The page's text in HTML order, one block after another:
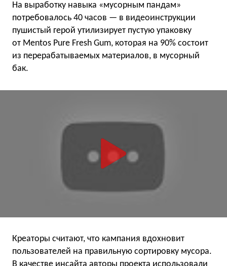
На выработку навыка «мусорным пандам»
потребовалось 40 часов — в видеоинструкции
пушистый герой утилизирует пустую упаковку
от Mentos Pure Fresh Gum, которая на 90% состоит
из перерабатываемых материалов, в мусорный
бак.
Креаторы считают, что кампания вдохновит
пользователей на правильную сортировку мусора.